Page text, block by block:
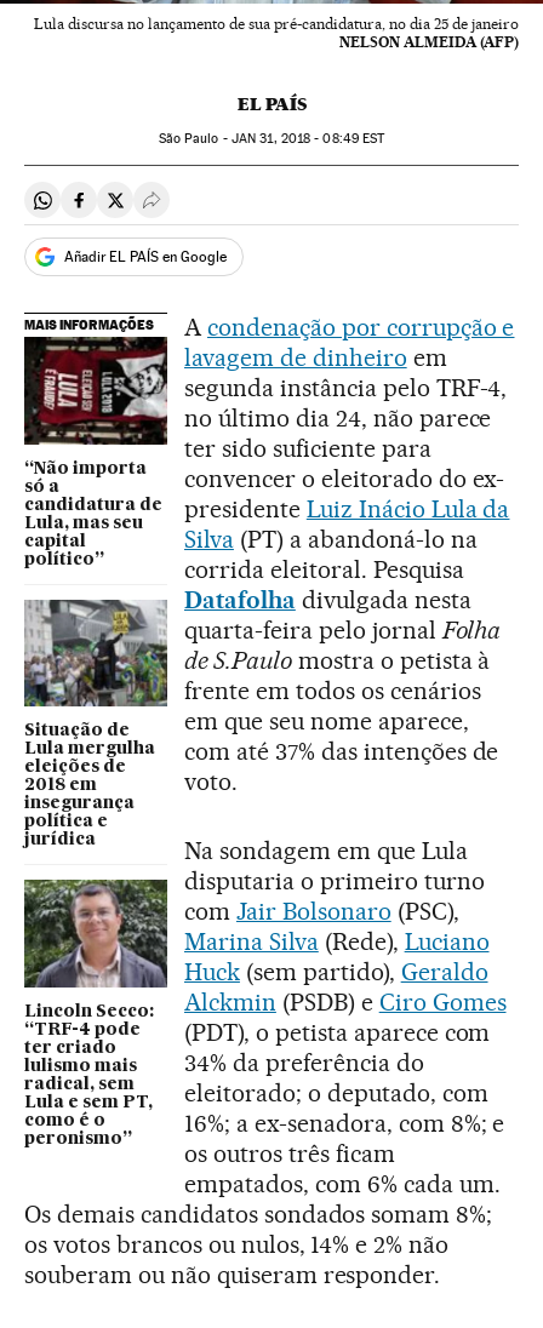
Lula discursa no lançamento de sua pré-candidatura, no dia 25 de janeiro
NELSON ALMEIDA (AFP)
EL PAÍS
São Paulo - JAN 31, 2018 - 08:49EST
Compartir en Whatsapp
Compartir en Facebook
Compartir en Twitter
Desplegar Redes Sociales
Añadir EL PAÍS en Google
MAIS INFORMAÇÕES
“Não importa
só a
candidatura de
Lula, mas seu
capital
político”
Situação de
Lula mergulha
eleições de
2018 em
insegurança
política e
jurídica
Lincoln Secco:
“TRF-4 pode
ter criado
lulismo mais
radical, sem
Lula e sem PT,
como é o
peronismo”
Acondenação por corrupção e
lavagem de dinheiro em
segunda instância pelo TRF-4,
no último dia 24, não parece
ter sido suficiente para
convencer o eleitorado do ex-
presidente Luiz Inácio Lula da
Silva(PT) a abandoná-lo na
corrida eleitoral. Pesquisa
Datafolha divulgada nesta
quarta-feira pelo jornalFolha
de S.Paulomostra o petista à
frente em todos os cenários
em que seu nome aparece,
com até 37% das intenções de
voto.
Na sondagem em que Lula
disputaria o primeiro turno
com Jair Bolsonaro (PSC),
Marina Silva(Rede), Luciano
Huck(sem partido), Geraldo
Alckmin (PSDB) e Ciro Gomes
(PDT), o petista aparece com
34% da preferência do
eleitorado; o deputado, com
16%; a ex-senadora, com 8%; e
os outros três ficam
empatados, com 6% cada um.
Os demais candidatos sondados somam 8%;
os votos brancos ou nulos, 14% e 2% não
souberam ou não quiseram responder.